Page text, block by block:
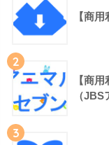
【商
2
【商
（JBS
3